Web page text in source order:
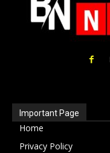
Important Page
Home
Privacy Policy